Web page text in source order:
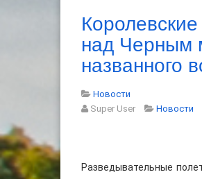
над Черным
названного
Новости
Super User
Новости
Разведывательные